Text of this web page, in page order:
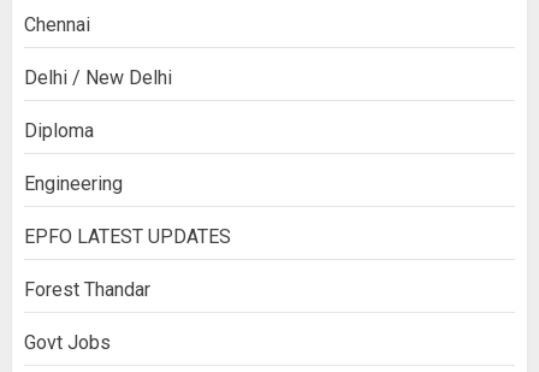
Chennai
Delhi / New Delhi
Diploma
Engineering
EPFO LATEST UPDATES
Forest Thandar
Govt Jobs